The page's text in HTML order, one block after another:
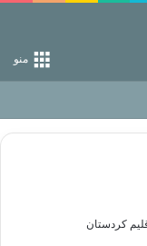
منو
راه خداست‌!
کردستان